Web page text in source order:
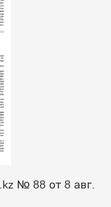
№ 88 от 8 авг.